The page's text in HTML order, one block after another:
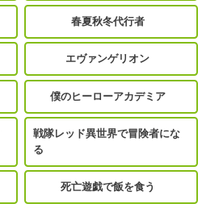
春夏秋冬代行者
エヴァンゲリオン
僕のヒーローアカデミア
戦隊レッド異世界で冒険者にな
る
死亡遊戯で飯を食う